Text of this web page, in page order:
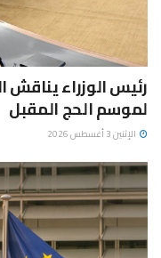
رئيس الوزراء يناقش
لموسم الحج المقبل
الإثنين 3 أغسطس 2026